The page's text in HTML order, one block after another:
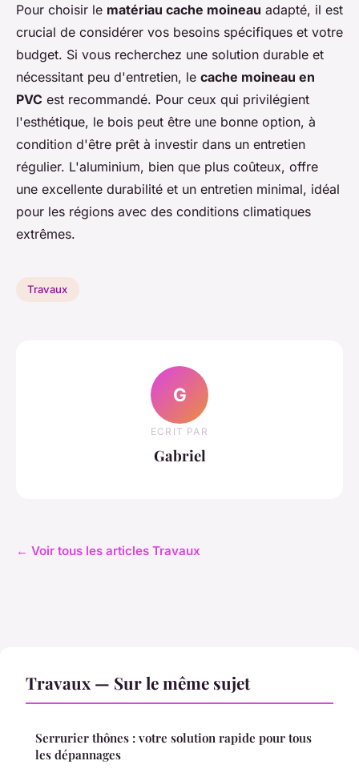
Pour choisir le matériau cache moineau adapté, il est
crucial de considérer vos besoins spécifiques et votre
budget. Si vous recherchez une solution durable et
nécessitant peu d'entretien, le cache moineau en
PVC est recommandé. Pour ceux qui privilégient
l'esthétique, le bois peut être une bonne option, à
condition d'être prêt à investir dans un entretien
régulier. L'aluminium, bien que plus coûteux, offre
une excellente durabilité et un entretien minimal, idéal
pour les régions avec des conditions climatiques
extrêmes.
Travaux
G
ECRIT PAR
Gabriel
← Voir tous les articles Travaux
Travaux — Sur le même sujet
Serrurier thônes : votre solution rapide pour tous
les dépannages